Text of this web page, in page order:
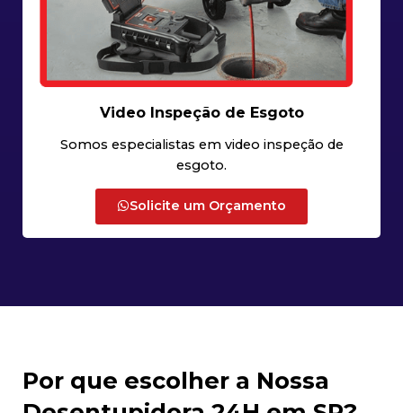
Video Inspeção de Esgoto
Somos especialistas em video inspeção de
esgoto.
Solicite um Orçamento
Por que escolher a Nossa